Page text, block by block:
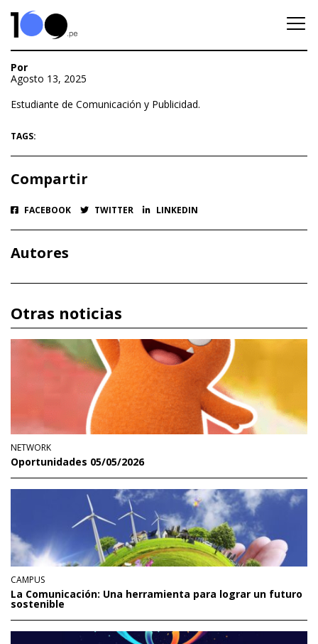
Por
Agosto 13, 2025
Estudiante de Comunicación y Publicidad.
TAGS:
Compartir
FACEBOOK TWITTER LINKEDIN
Autores
Otras noticias
NETWORK
Oportunidades 05/05/2026
CAMPUS
La Comunicación: Una herramienta para lograr un futuro
sostenible